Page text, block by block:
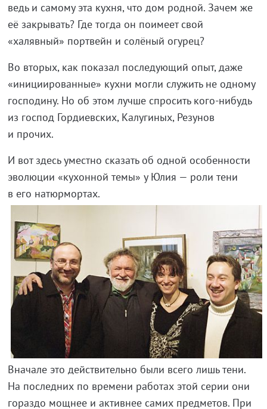
ведь и самому эта кухня, что дом родной. Зачем же
её закрывать? Где тогда он поимеет свой
«халявный» портвейн и солёный огурец?
Во вторых, как показал последующий опыт, даже
«инициированные» кухни могли служить не одному
господину. Но об этом лучше спросить кого-нибудь
из господ Гордиевских, Калугиных, Резунов
и прочих.
И вот здесь уместно сказать об одной особенности
эволюции «кухонной темы» у Юлия — роли тени
в его натюрмортах.
Вначале это действительно были всего лишь тени.
На последних по времени работах этой серии они
гораздо мощнее и активнее самих предметов. При